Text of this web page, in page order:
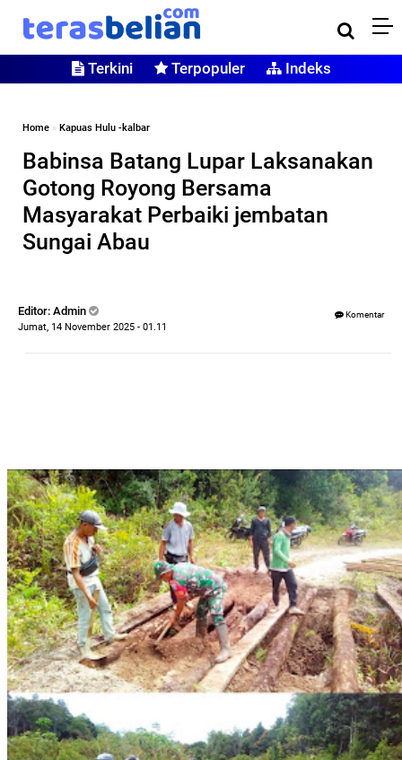
Terkini Terpopuler Indeks
Home » Kapuas Hulu -kalbar
Babinsa Batang Lupar Laksanakan
Gotong Royong Bersama
Masyarakat Perbaiki jembatan
Sungai Abau
Editor: Admin
Jumat, 14 November 2025 - 01.11
Komentar